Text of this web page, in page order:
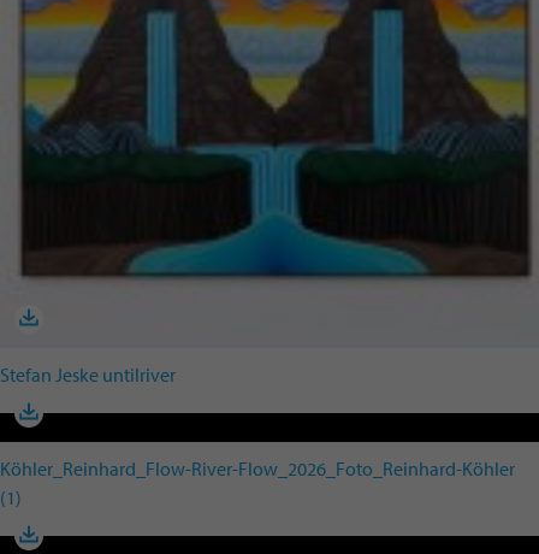
Stefan Jeske untilriver
Köhler_Reinhard_Flow-River-Flow_2026_Foto_Reinhard-Köhler
(1)